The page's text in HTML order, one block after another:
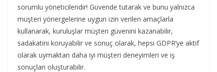
sorumlu yöneticileridir! Güvende tutarak ve bunu yalnızca
müşteri yönergelerine uygun izin verilen amaçlarla
kullanarak, kuruluşlar müşteri güvenini kazanabilir,
sadakatini koruyabilir ve sonuç olarak, hepsi GDPR’ye aktif
olarak uymaktan daha iyi müşteri deneyimleri ve iş
sonuçları oluşturabilir.